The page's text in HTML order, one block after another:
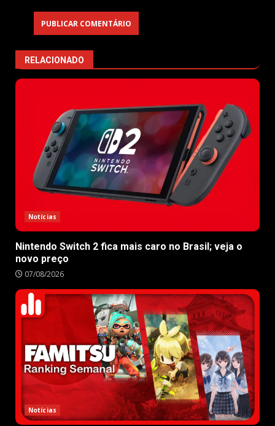
RELACIONADO
Notícias
Nintendo Switch 2 fica mais caro no Brasil; veja o
novo preço
07/08/2026
Notícias